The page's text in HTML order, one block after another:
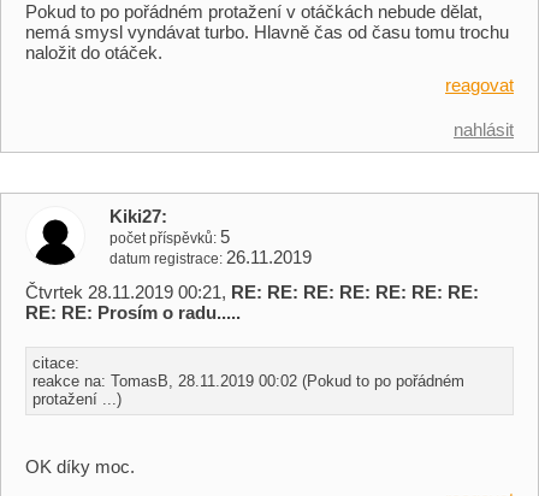
Pokud to po pořádném protažení v otáčkách nebude dělat,
nemá smysl vyndávat turbo. Hlavně čas od času tomu trochu
naložit do otáček.
reagovat
nahlásit
Kiki27
počet příspěvků 5
datum registrace 26.11.2019
Čtvrtek 28.11.2019 00:21, RE: RE: RE: RE: RE: RE: RE:
RE: RE: Prosím o radu.....
citace:
reakce na: TomasB, 28.11.2019 00:02 (Pokud to po pořádném
protažení ...)
OK díky moc.